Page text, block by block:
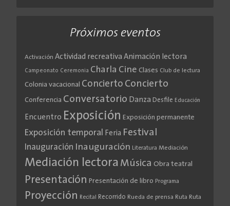
Próximos eventos
Activación Actividad recreativa Animación lectora
Campeonato Ceremonia Charla Cine Clases Club de lectura
Colonia vacacional Concierto Concierto
Conferencia Conversatorio Danza Desfile Educación
Encuentro Exposición Exposición permanente
Exposición temporal Feria Festival
Inauguración Inauguración Literatura Mediación
Mediación lectora Música Obra teatral
Presentación Presentación de libro Programa
Proyección Recital Recorrido Rueda de prensa Ruta Ruta